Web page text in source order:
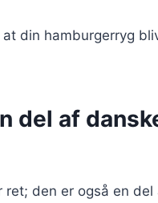
din hamburgerryg
del af
den er også en